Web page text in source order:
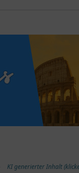
KI generierter Inhalt